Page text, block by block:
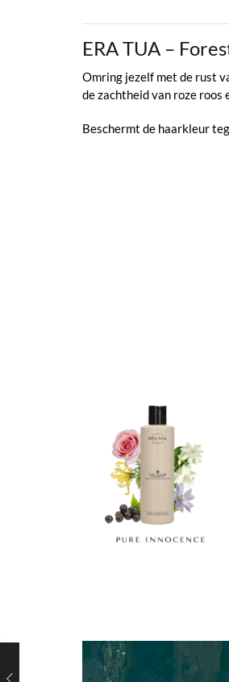
ERA TUA –
Omring jezelf met de rust
de zachtheid van roze roos
Beschermt de haarkleur
Videospeler